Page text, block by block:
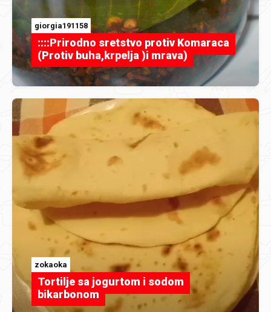
giorgia191158
::::Prirodno sretstvo protiv Komaraca
(Protiv buha,krpelja )i mrava)
zokaoka
Tortilje sa jogurtom i sodom
bikarbonom